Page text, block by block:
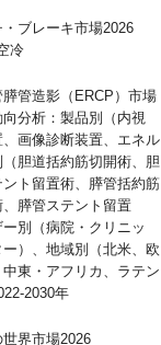
ブレーキ市場2026
冷
管造影（ERCP）市場
分析：製品別（内視
画像診断装置、エネル
胆道括約筋切開術、胆
ト留置術、膵管括約筋
膵管ステント留置
別（病院・クリニッ
）、地域別（北米、欧
東・アフリカ、ラテン
2030年
界市場2026